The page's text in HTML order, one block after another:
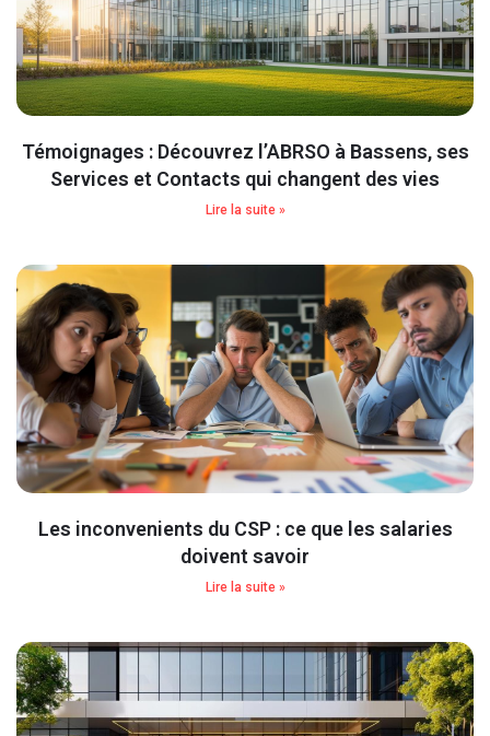
Témoignages : Découvrez l’ABRSO à Bassens, ses
Services et Contacts qui changent des vies
Lire la suite »
Les inconvenients du CSP : ce que les salaries
doivent savoir
Lire la suite »